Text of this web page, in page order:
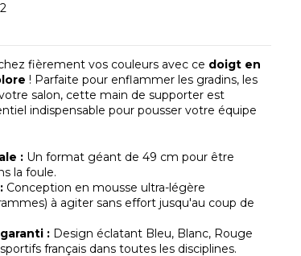
fièrement vos couleurs avec ce doigt en
! Parfaite pour enflammer les gradins, les
salon, cette main de supporter est
indispensable pour pousser votre équipe
: Un format géant de 49 cm pour être
la foule.
Conception en mousse ultra-légère
à agiter sans effort jusqu'au coup de
: Design éclatant Bleu, Blanc, Rouge
français dans toutes les disciplines.